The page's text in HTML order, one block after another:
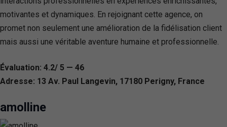
motivantes et dynamiques. En rejoignant cette agence, on
promet non seulement une amélioration de la fidélisation client
mais aussi une véritable aventure humaine et professionnelle.
Évaluation: 4.2/ 5 — 46
Adresse: 13 Av. Paul Langevin, 17180 Perigny, France
amolline